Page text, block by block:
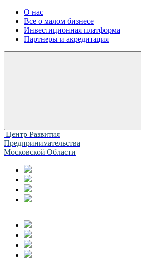
О нас
Все о малом бизнесе
Инвестиционная платформа
Партнеры и акредитация
Центр Развития
Предпринимательства
Московской Области